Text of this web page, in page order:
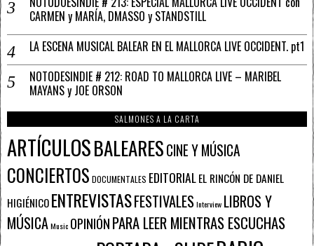
CARMEN y MARÍA, DMASSO y STANDSTILL
LA ESCENA MUSICAL BALEAR EN EL MALLORCA LIVE OCCIDENT. pt1
NOTODESINDIE # 212: ROAD TO MALLORCA LIVE – MARIBEL
MAYANS y JOE ORSON
SALMONES A LA CARTA
ARTÍCULOSBALEARESCINE Y MÚSICA
CONCIERTOS DOCUMENTALES EDITORIALEL RINCÓN DE DANIEL
HIGIÉNICOENTREVISTASFESTIVALESInterview LIBROS Y
MÚSICAMusic OPINIÓNPARA LEER MIENTRAS ESCUCHAS